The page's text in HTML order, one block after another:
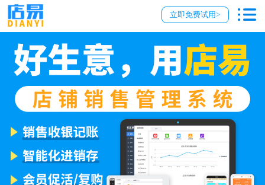
立即免费试用>